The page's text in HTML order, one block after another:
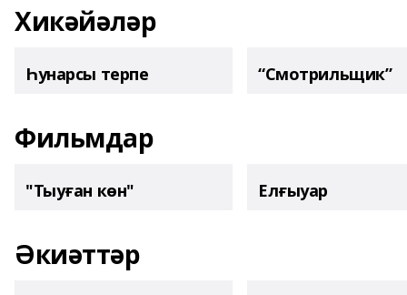
Хикәйәләр
Һунарсы терпе “Смотрильщик”
Фильмдар
"Тыуған көн" Елғыуар
Әкиәттәр